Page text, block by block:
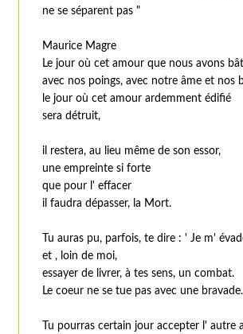
ne se séparent pas "
Maurice Magre
Le jour où cet amour que nous avons
avec nos poings, avec notre âme et nos
le jour où cet amour ardemment édifié
sera détruit,
il restera, au lieu même de son essor,
une empreinte si forte
que pour l' effacer
il faudra dépasser, la Mort.
Tu auras pu, parfois, te dire : ' Je m'
et , loin de moi,
essayer de livrer, à tes sens, un combat.
Le coeur ne se tue pas avec une bravade.
Tu pourras certain jour accepter l' autre